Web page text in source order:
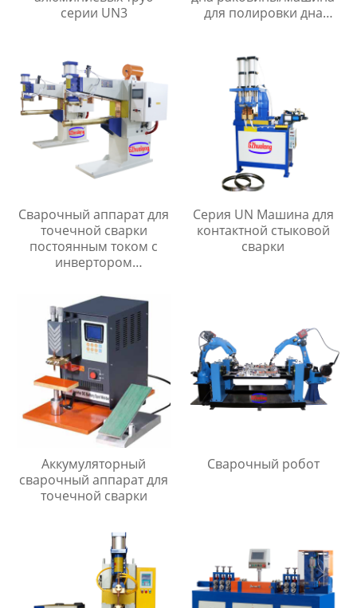
серии UN3
для полировки дна
Сварочный аппарат для
точечной сварки
постоянным током с
инвертором
частоты серии MF
Серия UN Машина для
контактной стыковой
сварки
Аккумуляторный
сварочный аппарат для
точечной сварки
Сварочный робот